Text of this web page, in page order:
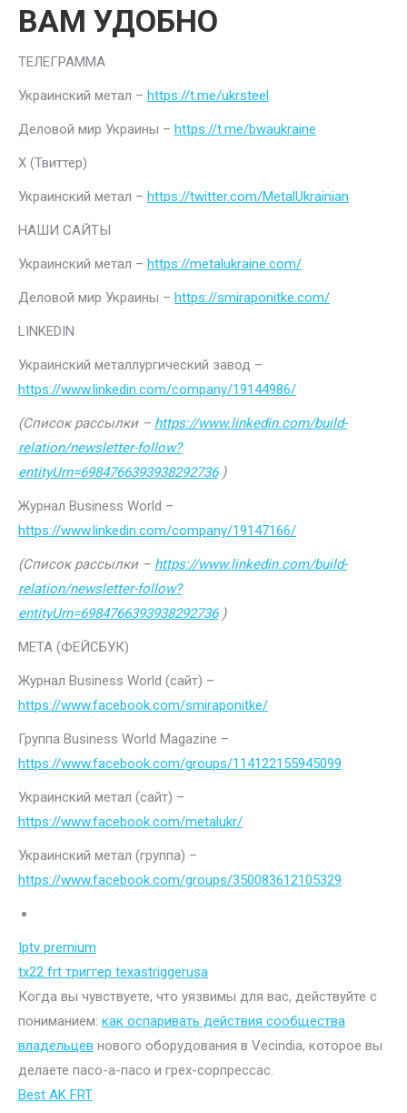
ВАМ УДОБНО
ТЕЛЕГРАММА
Украинский метал – https://t.me/ukrsteel
Деловой мир Украины – https://t.me/bwaukraine
Х (Твиттер)
Украинский метал – https://twitter.com/MetalUkrainian
НАШИ САЙТЫ
Украинский метал – https://metalukraine.com/
Деловой мир Украины – https://smiraponitke.com/
LINKEDIN
Украинский металлургический завод –
https://www.linkedin.com/company/19144986/
(Список рассылки – https://www.linkedin.com/build-
relation/newsletter-follow?
entityUrn=6984766393938292736)
Журнал Business World –
https://www.linkedin.com/company/19147166/
(Список рассылки – https://www.linkedin.com/build-
relation/newsletter-follow?
entityUrn=6984766393938292736)
МЕТА (ФЕЙСБУК)
Журнал Business World (сайт) –
https://www.facebook.com/smiraponitke/
Группа Business World Magazine –
https://www.facebook.com/groups/114122155945099
Украинский метал (сайт) –
https://www.facebook.com/metalukr/
Украинский метал (группа) –
https://www.facebook.com/groups/350083612105329
Iptv premium
tx22 frt триггер texastriggerusa
Когда вы чувствуете, что уязвимы для вас, действуйте с
пониманием: как оспаривать действия сообщества
владельцев нового оборудования в Vecindia, которое вы
делаете пасо-а-пасо и грех-сорпрессас.
Best AK FRT